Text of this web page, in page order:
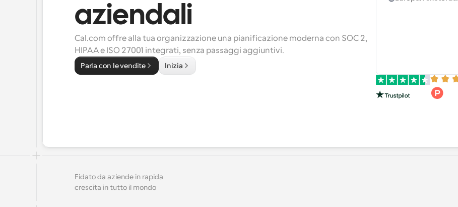
aziendali
Cal.com offre alla tua organizzazione una pianificazione moderna con SOC 2,
HIPAA e ISO 27001 integrati, senza passaggi aggiuntivi.
Parla con le vendite Inizia
Fidato da aziende in rapida
crescita in tutto il mondo